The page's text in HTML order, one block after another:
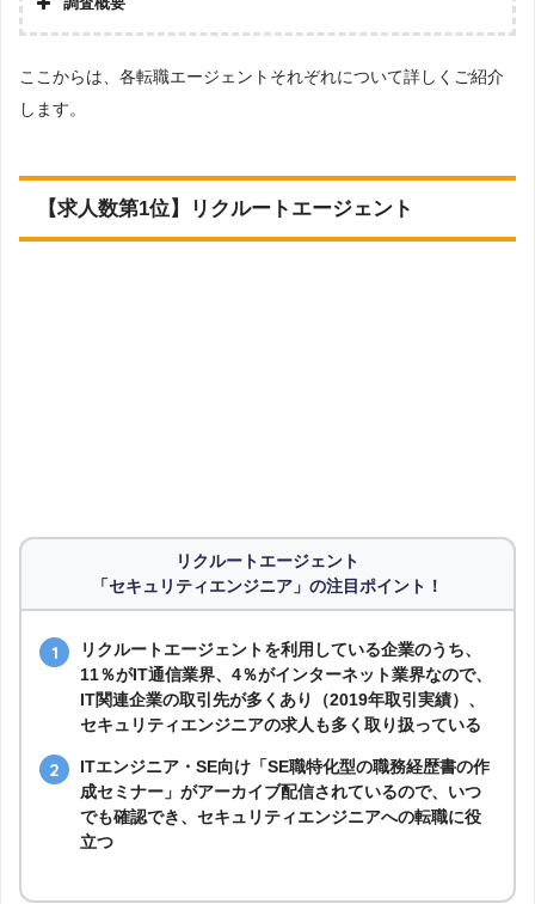
パソナキャリア
レバテックキャリア 260
Geekly（ギークリー）
社内SE転職ナビ
ウィルオブ・テックキャリア 19
株式会社アドバンスフロー
取得している」企業
調査対象とした求人について
ここからは、各転職エージェントそれぞれについて詳しくご紹介
します。
【求人数第1位】リクルートエージェント
リクルートエージェント
「セキュリティエンジニア」の注目ポイント！
リクルートエージェントを利用している企業のうち、
11％がIT通信業界、4％がインターネット業界なので、
IT関連企業の取引先が多くあり（2019年取引実績）、
セキュリティエンジニアの求人も多く取り扱っている
ITエンジニア・SE向け「SE職特化型の職務経歴書の作
成セミナー」がアーカイブ配信されているので、いつ
でも確認でき、セキュリティエンジニアへの転職に役
立つ